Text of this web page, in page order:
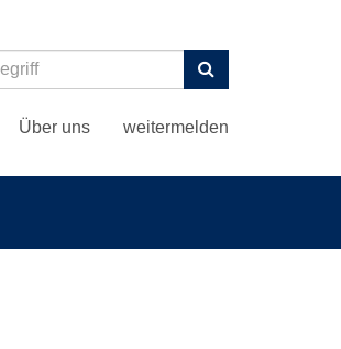
Suchen
Über uns weitermelden